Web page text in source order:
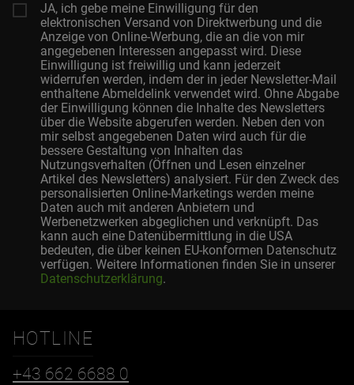
JA, ich gebe meine Einwilligung für den
elektronischen Versand von Direktwerbung und die
Anzeige von Online-Werbung, die an die von mir
angegebenen Interessen angepasst wird. Diese
Einwilligung ist freiwillig und kann jederzeit
widerrufen werden, indem der in jeder Newsletter-Mail
enthaltene Abmeldelink verwendet wird. Ohne Abgabe
der Einwilligung können die Inhalte des Newsletters
über die Website abgerufen werden. Neben den von
mir selbst angegebenen Daten wird auch für die
bessere Gestaltung von Inhalten das
Nutzungsverhalten (Öffnen und Lesen einzelner
Artikel des Newsletters) analysiert. Für den Zweck des
personalisierten Online-Marketings werden meine
Daten auch mit anderen Anbietern und
Werbenetzwerken abgeglichen und verknüpft. Das
kann auch eine Datenübermittlung in die USA
bedeuten, die über keinen EU-konformen Datenschutz
verfügen. Weitere Informationen finden Sie in unserer
Datenschutzerklärung.
HOTLINE
+43 662 6688 0